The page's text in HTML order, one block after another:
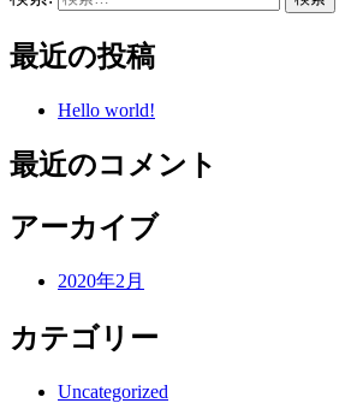
最近の投稿
Hello world!
最近のコメント
アーカイブ
2020年2月
カテゴリー
Uncategorized